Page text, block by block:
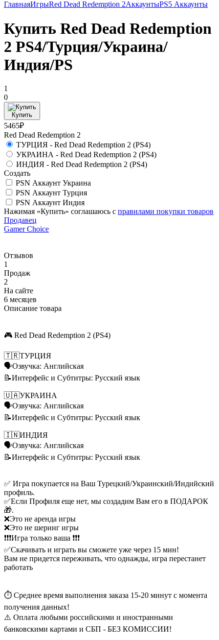
ГлавнаяИгрыRed Dead Redemption 2АккаунтыPS5 Аккаунты
Купить Red Dead Redemption
2 PS4/Турция/Украина/
Индия/PS
1
0
Купить
5465₽
Red Dead Redemption 2
ТУРЦИЯ - Red Dead Redemption 2 (PS4)
УКРАИНА - Red Dead Redemption 2 (PS4)
ИНДИЯ - Red Dead Redemption 2 (PS4)
Создать
PSN Аккаунт Украина
PSN Аккаунт Турция
PSN Аккаунт Индия
Нажимая «Купить» соглашаюсь с правилами покупки товаров
Продавец
Gamer Choice
Отзывов
1
Продаж
2
На сайте
6 месяцев
Описание товара
🎮 Red Dead Redemption 2 (PS4)
🇹🇷ТУРЦИЯ
🗣️Озвучка: Английская
📝Интерфейс и Субтитры: Русский язык
🇺🇦УКРАИНА
🗣️Озвучка: Английская
📝Интерфейс и Субтитры: Русский язык
🇮🇳ИНДИЯ
🗣️Озвучка: Английская
📝Интерфейс и Субтитры: Русский язык
✅ Игра покупается на Ваш Турецкий/Украинский/Индийский
профиль.
✅Если Профиля еще нет, мы создадим Вам его в ПОДАРОК
🎁.
❌Это не аренда игры
❌Это не шеринг игры
❗❗❗Игра только ваша ❗❗❗
✅Скачивать и играть вы сможете уже через 15 мин!
Вам не придется переживать, что однажды, игра перестанет
работать
⏱ Среднее время выполнения заказа 15-20 минут с момента
получения данных!
⚠️ Оплата любыми российскими и иностранными
банковскими картами и СБП - БЕЗ КОМИССИИ!